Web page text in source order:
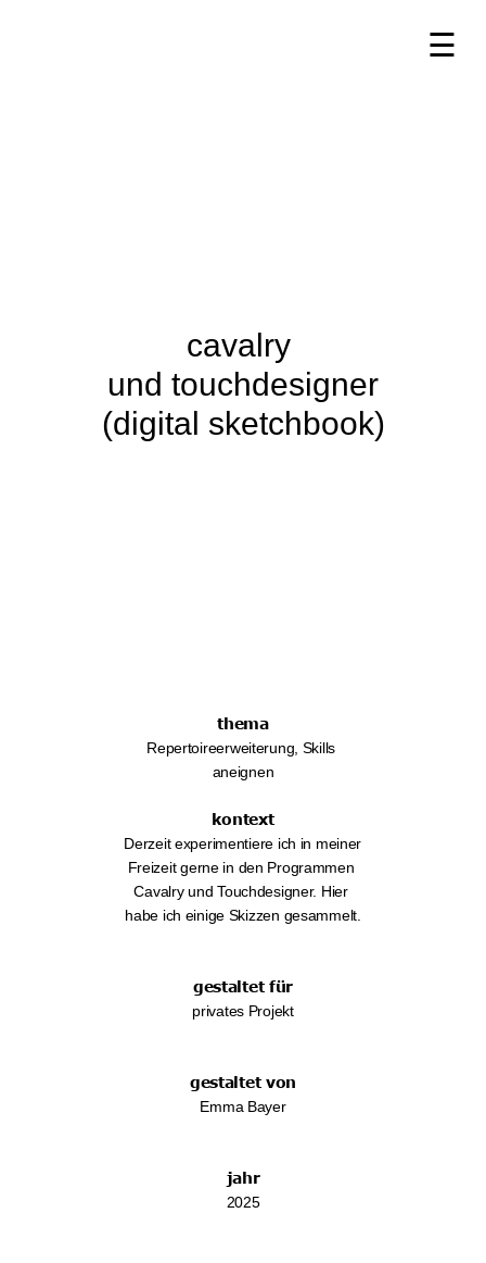
cavalry
und touchdesigner
(digital sketchbook)
thema
Repertoireerweiterung, Skills
aneignen
kontext
Derzeit experimentiere ich in meiner
Freizeit gerne in den Programmen
Cavalry und Touchdesigner. Hier
habe ich einige Skizzen gesammelt.
gestaltet für
privates Projekt
gestaltet von
Emma Bayer
jahr
2025
☰
☰